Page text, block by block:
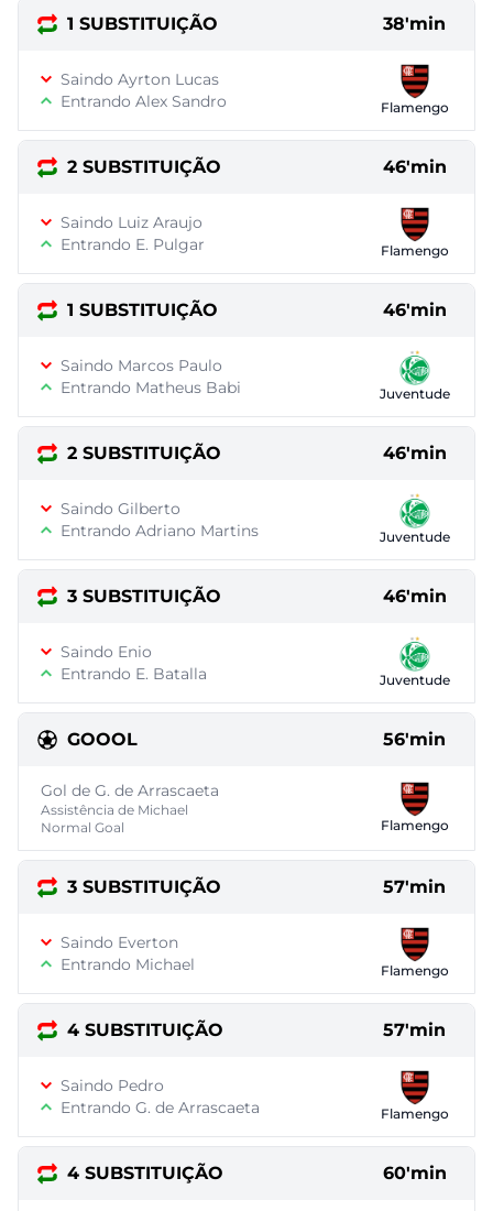
1 SUBSTITUIÇÃO 38'min
Saindo Ayrton Lucas
Entrando Alex Sandro
Flamengo
2 SUBSTITUIÇÃO 46'min
Saindo Luiz Araujo
Entrando E. Pulgar
Flamengo
1 SUBSTITUIÇÃO 46'min
Saindo Marcos Paulo
Entrando Matheus Babi
Juventude
2 SUBSTITUIÇÃO 46'min
Saindo Gilberto
Entrando Adriano Martins
Juventude
3 SUBSTITUIÇÃO 46'min
Saindo Enio
Entrando E. Batalla
Juventude
GOOOL 56'min
Gol de G. de Arrascaeta
Assistência de Michael
Normal Goal
Flamengo
3 SUBSTITUIÇÃO 57'min
Saindo Everton
Entrando Michael
Flamengo
4 SUBSTITUIÇÃO 57'min
Saindo Pedro
Entrando G. de Arrascaeta
Flamengo
4 SUBSTITUIÇÃO 60'min